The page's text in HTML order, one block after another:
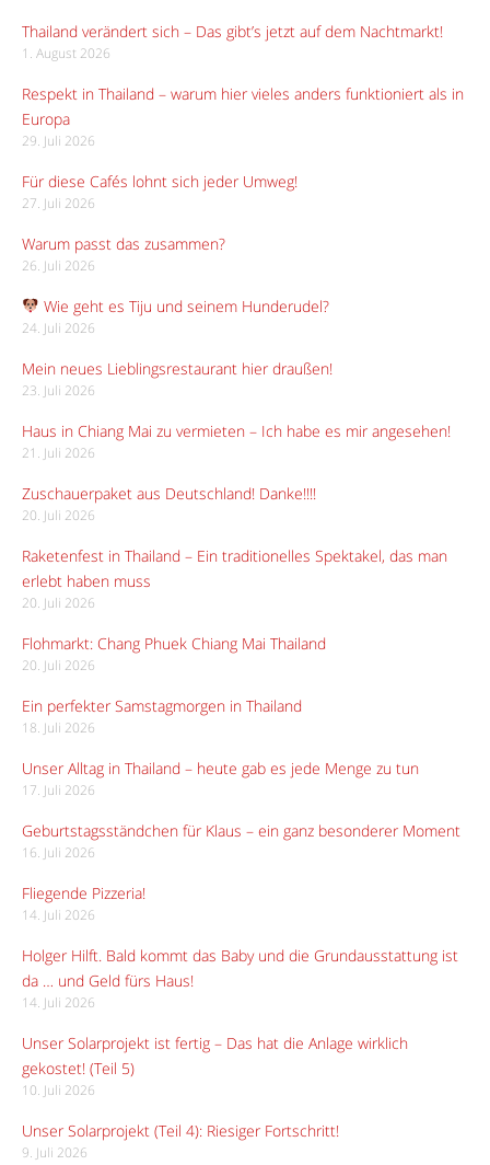
Thailand verändert sich – Das gibt’s jetzt auf dem Nachtmarkt!
1. August 2026
Respekt in Thailand – warum hier vieles anders funktioniert als in
Europa
29. Juli 2026
Für diese Cafés lohnt sich jeder Umweg!
27. Juli 2026
Warum passt das zusammen?
26. Juli 2026
Wie geht es Tiju und seinem Hunderudel?
24. Juli 2026
Mein neues Lieblingsrestaurant hier draußen!
23. Juli 2026
Haus in Chiang Mai zu vermieten – Ich habe es mir angesehen!
21. Juli 2026
Zuschauerpaket aus Deutschland! Danke!!!!
20. Juli 2026
Raketenfest in Thailand – Ein traditionelles Spektakel, das man
erlebt haben muss
20. Juli 2026
Flohmarkt: Chang Phuek Chiang Mai Thailand
20. Juli 2026
Ein perfekter Samstagmorgen in Thailand
18. Juli 2026
Unser Alltag in Thailand – heute gab es jede Menge zu tun
17. Juli 2026
Geburtstagsständchen für Klaus – ein ganz besonderer Moment
16. Juli 2026
Fliegende Pizzeria!
14. Juli 2026
Holger Hilft. Bald kommt das Baby und die Grundausstattung ist
da … und Geld fürs Haus!
14. Juli 2026
Unser Solarprojekt ist fertig – Das hat die Anlage wirklich
gekostet! (Teil 5)
10. Juli 2026
Unser Solarprojekt (Teil 4): Riesiger Fortschritt!
9. Juli 2026